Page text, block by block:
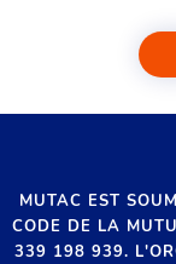
MUTAC EST
CODE DE LA
339 198 939.